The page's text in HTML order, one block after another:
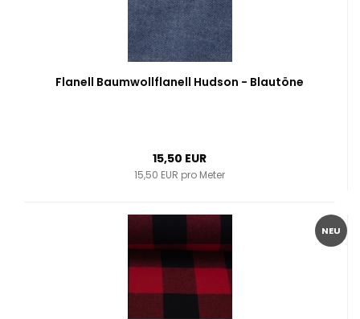
Flanell Baumwollflanell Hudson - Blautöne
15,50 EUR
15,50 EUR pro Meter
NEU